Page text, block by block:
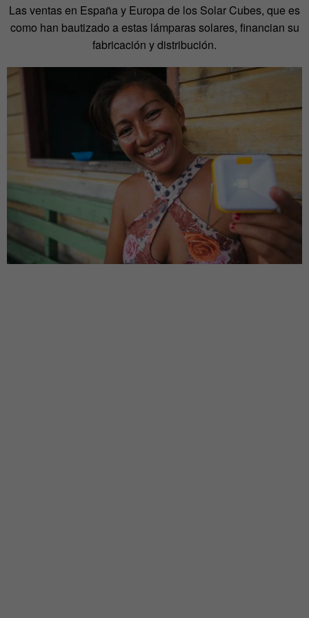
Las ventas en España y Europa de los Solar Cubes, que es
como han bautizado a estas lámparas solares, financian su
fabricación y distribución.